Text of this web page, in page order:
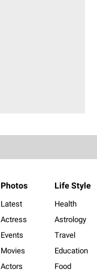
Photos
Latest
Actress
Events
Movies
Actors
Life Style
Health
Astrology
Travel
Education
Food